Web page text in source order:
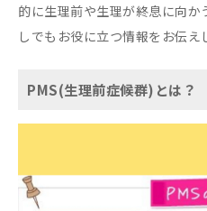
的に生理前や生理が終息に向
しでもお役に立つ情報をお伝え
PMS(生理前症候群)とは？